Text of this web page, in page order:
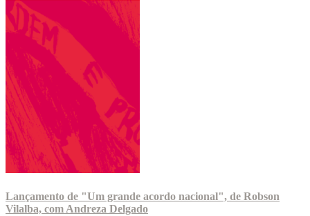
Lançamento de "Um grande acordo nacional", de Robson
Vilalba, com Andreza Delgado